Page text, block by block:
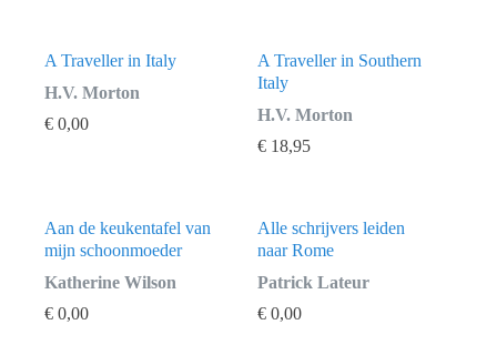
A Traveller in Italy
H.V. Morton
€ 0,00
A Traveller in Southern
Italy
H.V. Morton
€ 18,95
Aan de keukentafel van
mijn schoonmoeder
Katherine Wilson
€ 0,00
Alle schrijvers leiden
naar Rome
Patrick Lateur
€ 0,00